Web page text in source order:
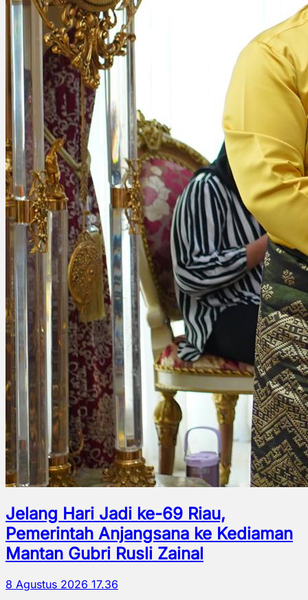
Jelang Hari Jadi ke-69 Riau,
Pemerintah Anjangsana ke Kediaman
Mantan Gubri Rusli Zainal
8 Agustus 2026 17.36